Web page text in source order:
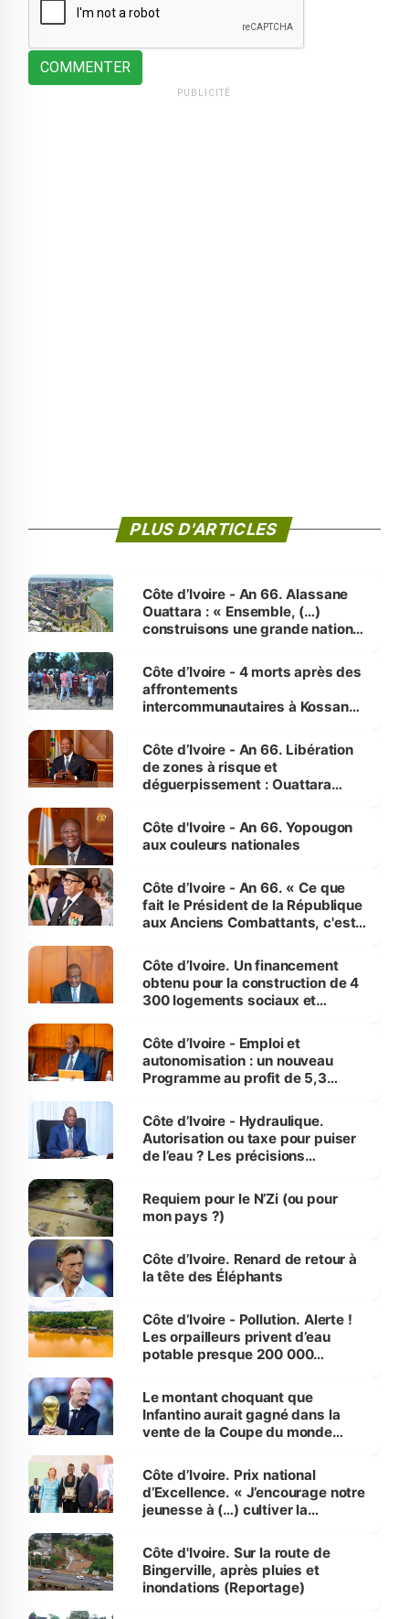
COMMENTER
PUBLICITÉ
PLUS D'ARTICLES
Côte d’Ivoire - An 66. Alassane
Ouattara : « Ensemble, (…)
construisons une grande nation
générations futures »
Côte d’Ivoire - 4 morts après des
affrontements
intercommunautaires à Kossandji
milieu des sinistrés
Côte d’Ivoire - An 66. Libération
de zones à risque et
déguerpissement : Ouattara
l'Etat de droit pour préserver les
vies humaines »
Côte d'Ivoire - An 66. Yopougon
aux couleurs nationales
Côte d’Ivoire - An 66. « Ce que
fait le Président de la République
aux Anciens Combattants, c'est
Côte d’Ivoire. Un financement
obtenu pour la construction de 4
300 logements sociaux et
et Yamoussoukro
Côte d’Ivoire - Emploi et
autonomisation : un nouveau
Programme au profit de 5,3
Côte d’Ivoire - Hydraulique.
Autorisation ou taxe pour puiser
de l’eau ? Les précisions
Requiem pour le N’Zi (ou pour
mon pays ?)
Côte d’Ivoire. Renard de retour à
la tête des Éléphants
Côte d’Ivoire - Pollution. Alerte !
Les orpailleurs privent d’eau
potable presque 200 000
Le montant choquant que
Infantino aurait gagné dans la
vente de la Coupe du monde
Côte d’Ivoire. Prix national
d’Excellence. « J’encourage notre
jeunesse à (…) cultiver la
(Alassane Ouattara
Côte d'Ivoire. Sur la route de
Bingerville, après pluies et
inondations (Reportage)